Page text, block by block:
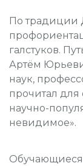
По традиции
галстуков.
Артём
наук,
прочитал для
научно-
невидимое».